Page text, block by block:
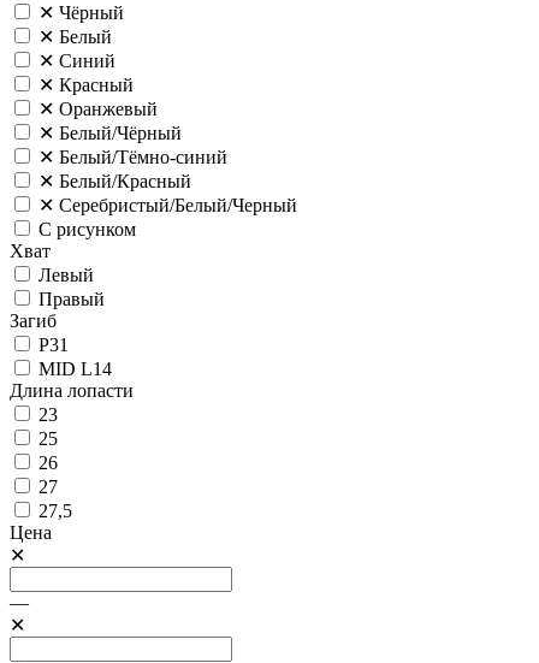
✕ Чёрный
✕ Белый
✕ Синий
✕ Красный
✕ Оранжевый
✕ Белый/Чёрный
✕ Белый/Тёмно-синий
✕ Белый/Красный
✕ Серебристый/Белый/Черный
С рисунком
Хват
Левый
Правый
Загиб
P31
MID L14
Длина лопасти
23
25
26
27
27,5
Цена
✕
—
✕